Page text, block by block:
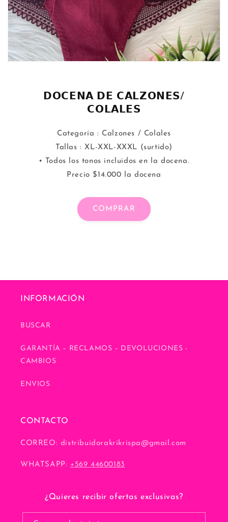
𝗗𝗢𝗖𝗘𝗡𝗔 𝗗𝗘 𝗖𝗔𝗟𝗭𝗢𝗡𝗘𝗦/
𝗖𝗢𝗟𝗔𝗟𝗘𝗦
Categoría : Calzones / Colales
Tallas : XL-XXL-XXXL (surtido)
• Todos los tonos incluidos en la docena.
Precio $14.000 la docena
COMPRAR
INFORMACIÓN
BUSCAR
GARANTÍA – RECLAMOS – DEVOLUCIONES -
CAMBIOS
ENVIOS
CONTACTO
CORREO: distribuidorakrikrispa@gmail.com
WHATSAPP: +569 44600183
¿Quieres recibir ofertas exclusivas?